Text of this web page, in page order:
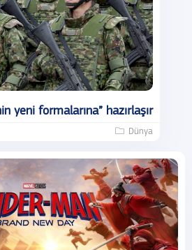
yeni formalarına” hazırlaşır
Dünya